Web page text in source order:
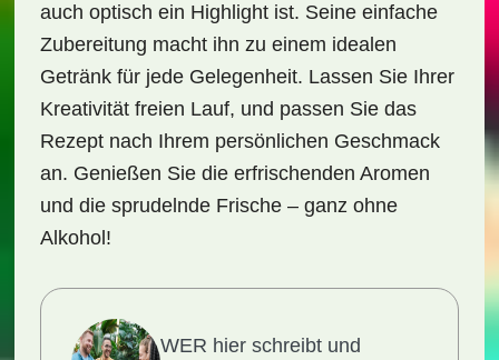
auch optisch ein Highlight ist. Seine einfache
Zubereitung macht ihn zu einem idealen
Getränk für jede Gelegenheit. Lassen Sie Ihrer
Kreativität freien Lauf, und passen Sie das
Rezept nach Ihrem persönlichen Geschmack
an. Genießen Sie die erfrischenden Aromen
und die sprudelnde Frische – ganz ohne
Alkohol!
WER hier schreibt und